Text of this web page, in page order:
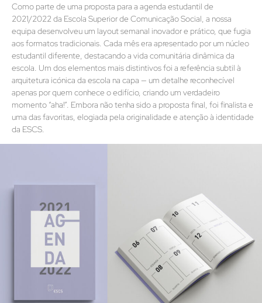
Como parte de uma proposta para a agenda estudantil de
2021/2022 da Escola Superior de Comunicação Social, a nossa
equipa desenvolveu um layout semanal inovador e prático, que fugia
aos formatos tradicionais. Cada mês era apresentado por um núcleo
estudantil diferente, destacando a vida comunitária dinâmica da
escola. Um dos elementos mais distintivos foi a referência subtil à
arquitetura icónica da escola na capa — um detalhe reconhecível
apenas por quem conhece o edifício, criando um verdadeiro
momento “aha!”. Embora não tenha sido a proposta final, foi finalista e
uma das favoritas, elogiada pela originalidade e atenção à identidade
da ESCS.